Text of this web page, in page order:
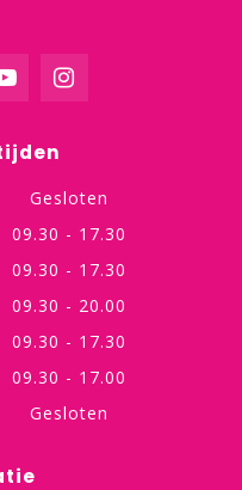
Gesloten
09.30 - 17.30
09.30 - 17.30
09.30 - 20.00
09.30 - 17.30
09.30 - 17.00
Gesloten